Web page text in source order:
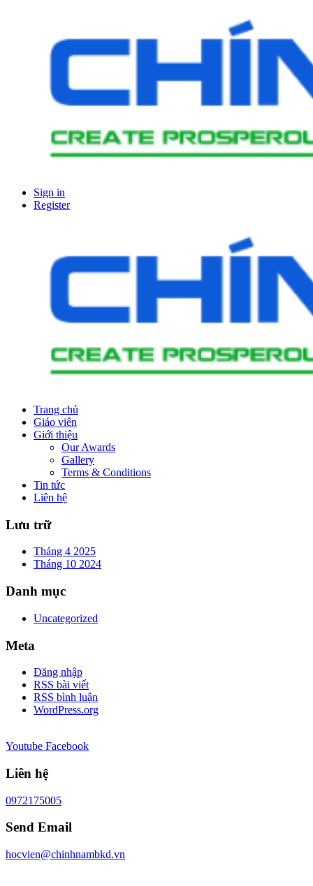
Sign in
Register
Trang chủ
Giáo viên
Giới thiệu
Our Awards
Gallery
Terms & Conditions
Tin tức
Liên hệ
Lưu trữ
Tháng 4 2025
Tháng 10 2024
Danh mục
Uncategorized
Meta
Đăng nhập
RSS bài viết
RSS bình luận
WordPress.org
Youtube Facebook
Liên hệ
0972175005
Send Email
hocvien@chinhnambkd.vn